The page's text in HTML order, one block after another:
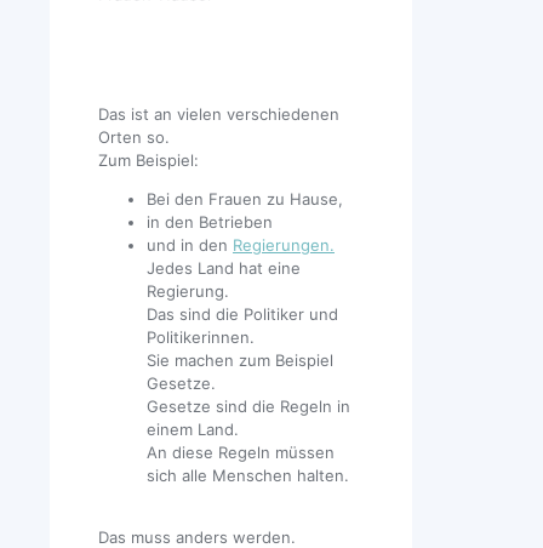
Das ist an vielen verschiedenen
Orten so.
Zum Beispiel:
Bei den Frauen zu Hause,
in den Betrieben
und in den Regierungen.
Jedes Land hat eine
Regierung.
Das sind die Politiker und
Politikerinnen.
Sie machen zum Beispiel
Gesetze.
Gesetze sind die Regeln in
einem Land.
An diese Regeln müssen
sich alle Menschen halten.
Das muss anders werden.